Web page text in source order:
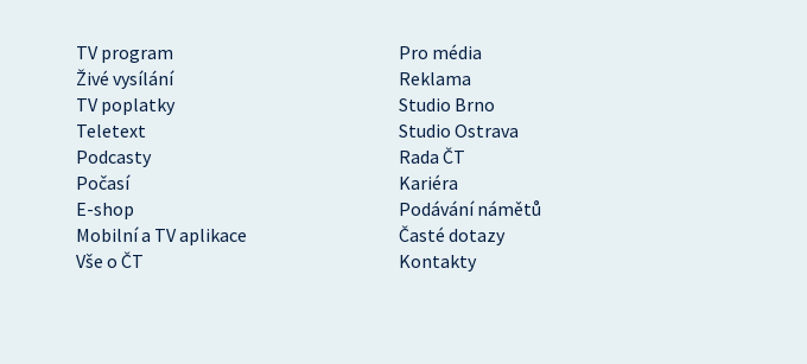
TV program
Pro média
Živé vysílání
Reklama
TV poplatky
Studio Brno
Teletext
Studio Ostrava
Podcasty
Rada ČT
Počasí
Kariéra
E-shop
Podávání námětů
Mobilní a TV aplikace
Časté dotazy
Vše o ČT
Kontakty